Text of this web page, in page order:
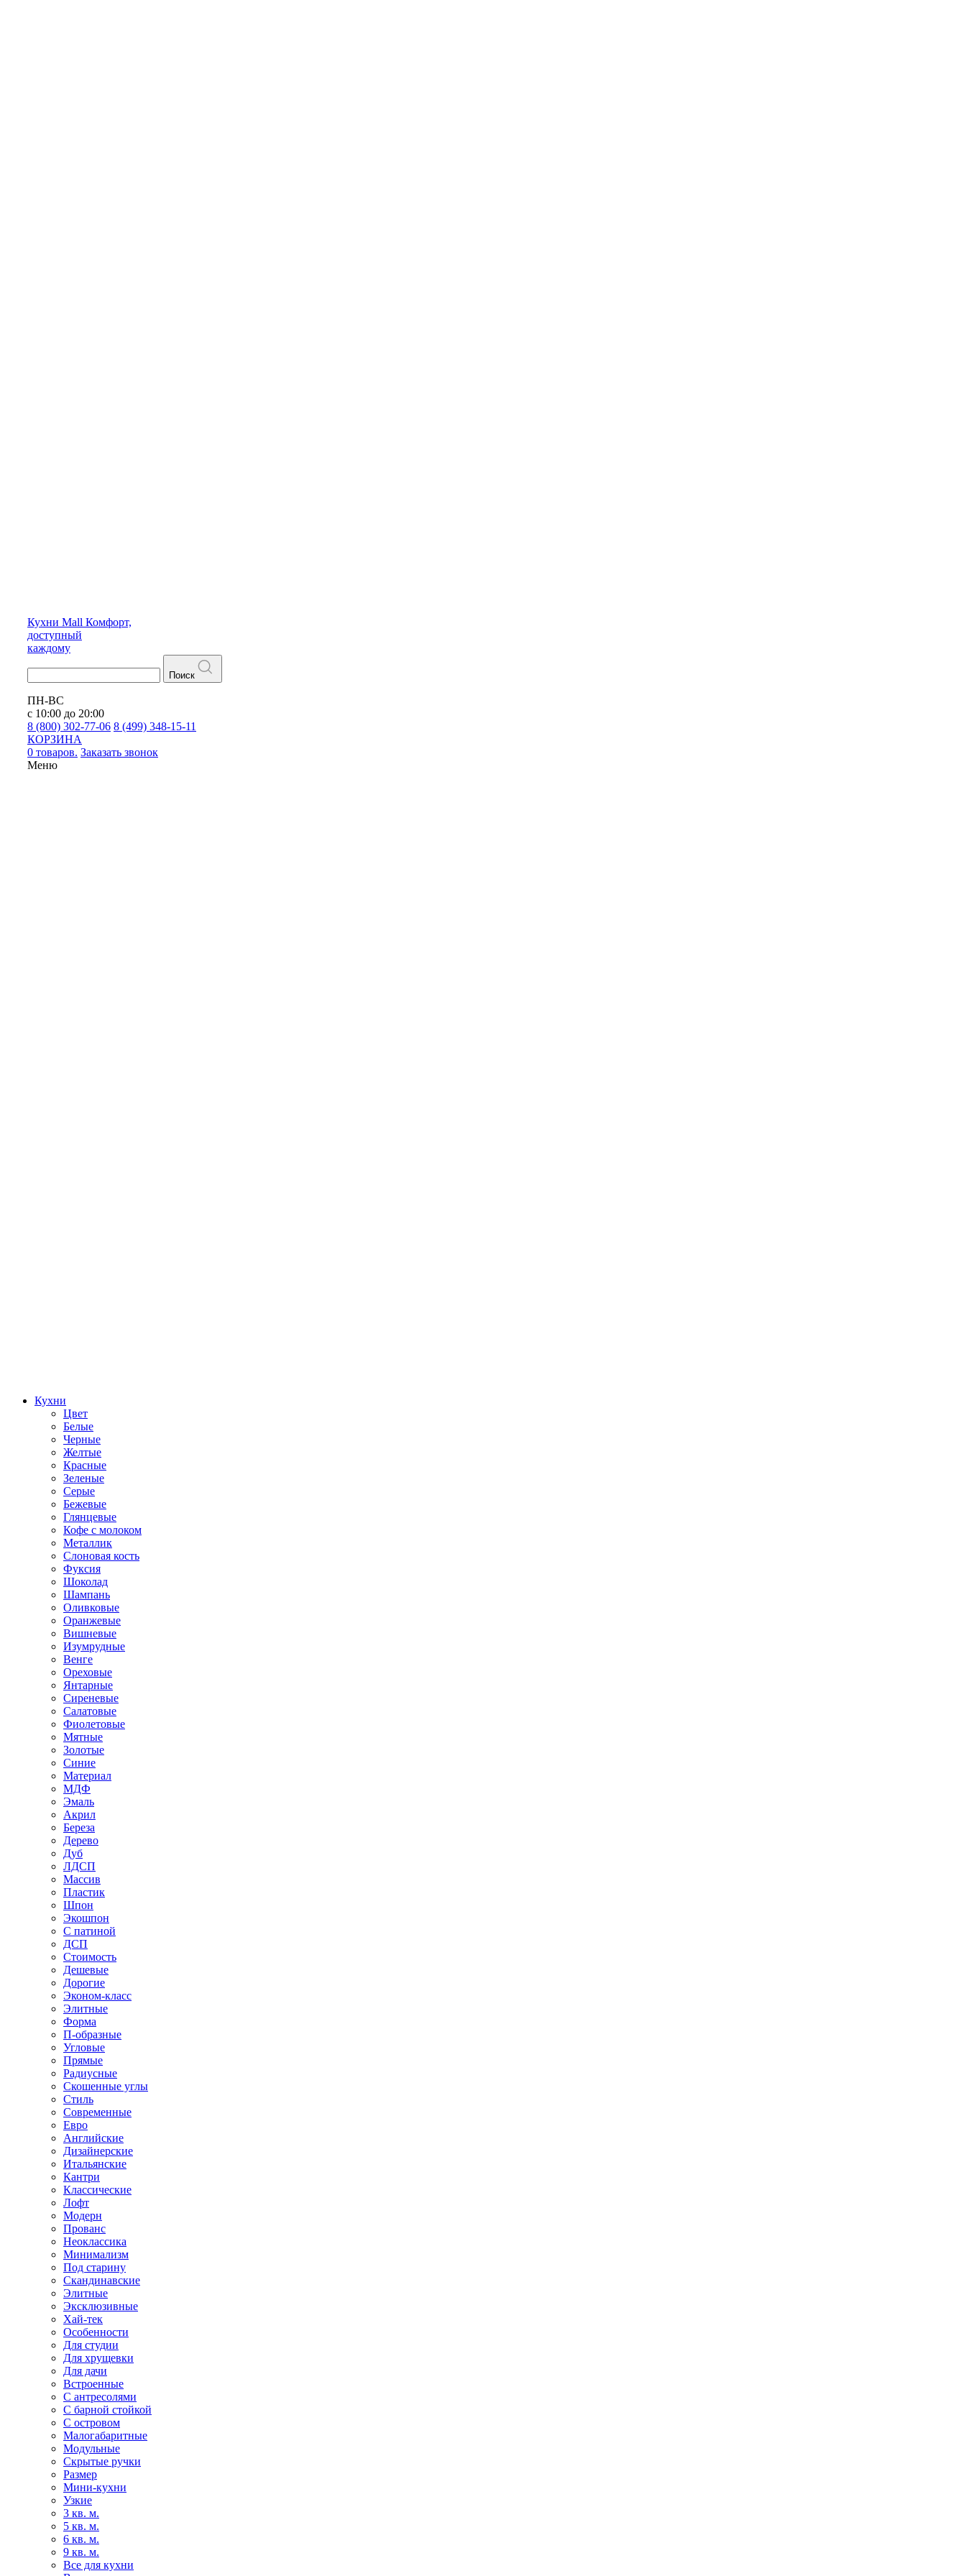
Кухни Mall Комфорт,
доступный
каждому
Поиск
ПН-ВС
с 10:00 до 20:00
8 (800) 302-77-06 8 (499) 348-15-11
КОРЗИНА
0 товаров. Заказать звонок
Меню
Кухни
Цвет
Белые
Черные
Желтые
Красные
Зеленые
Серые
Бежевые
Глянцевые
Кофе с молоком
Металлик
Слоновая кость
Фуксия
Шоколад
Шампань
Оливковые
Оранжевые
Вишневые
Изумрудные
Венге
Ореховые
Янтарные
Сиреневые
Салатовые
Фиолетовые
Мятные
Золотые
Синие
Материал
МДФ
Эмаль
Акрил
Береза
Дерево
Дуб
ЛДСП
Массив
Пластик
Шпон
Экошпон
С патиной
ДСП
Стоимость
Дешевые
Дорогие
Эконом-класс
Элитные
Форма
П-образные
Угловые
Прямые
Радиусные
Скошенные углы
Стиль
Современные
Евро
Английские
Дизайнерские
Итальянские
Кантри
Классические
Лофт
Модерн
Прованс
Неоклассика
Минимализм
Под старину
Скандинавские
Элитные
Эксклюзивные
Хай-тек
Особенности
Для студии
Для хрущевки
Для дачи
Встроенные
С антресолями
С барной стойкой
С островом
Малогабаритные
Модульные
Скрытые ручки
Размер
Мини-кухни
Узкие
3 кв. м.
5 кв. м.
6 кв. м.
9 кв. м.
Все для кухни